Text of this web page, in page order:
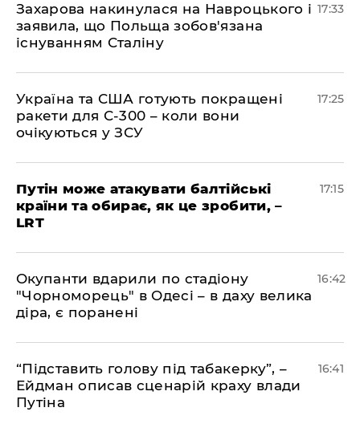
​Захарова накинулася на Навроцького і
заявила, що Польща зобов'язана
існуванням Сталіну
17:33
​Україна та США готують покращені
ракети для С-300 – коли вони
очікуються у ЗСУ
17:25
​Путін може атакувати балтійські
країни та обирає, як це зробити, –
LRT
17:15
​Окупанти вдарили по стадіону
"Чорноморець" в Одесі – в даху велика
діра, є поранені
16:42
​“Підставить голову під табакерку”, –
Ейдман описав сценарій краху влади
Путіна
16:41